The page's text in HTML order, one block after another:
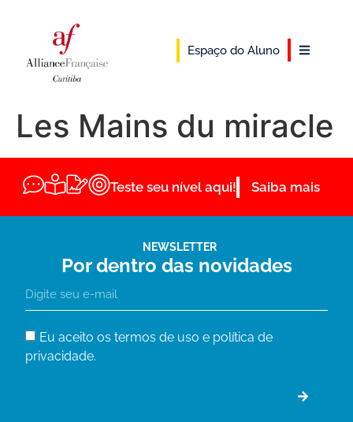
Espaço do Aluno
Les Mains du miracle
Teste seu nível aqui! Saiba mais
NEWSLETTER
Por dentro das novidades
Eu aceito os termos de uso e política de
privacidade.